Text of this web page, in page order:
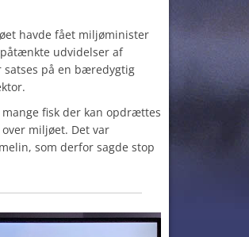
havde fået miljøminister
udvidelser af
satses på en bæredygtig
fisk der kan opdrættes
miljøet. Det var
som derfor sagde stop